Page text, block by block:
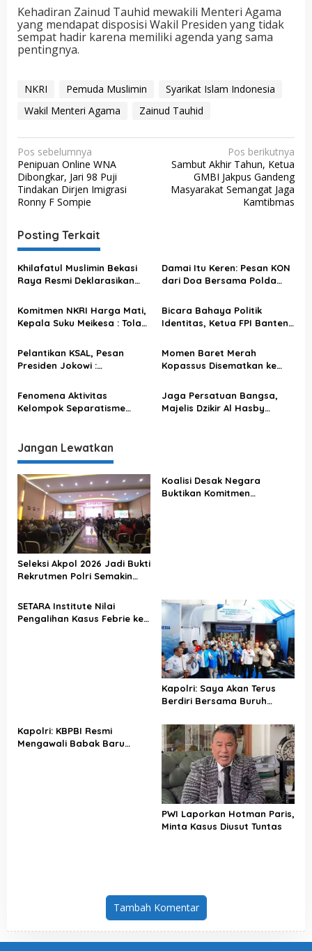
Kehadiran Zainud Tauhid mewakili Menteri Agama
yang mendapat disposisi Wakil Presiden yang tidak
sempat hadir karena memiliki agenda yang sama
pentingnya.
NKRI Pemuda Muslimin
Syarikat Islam Indonesia
Wakil Menteri Agama
Zainud Tauhid
N
a
v
i
g
a
s
i
p
o
s
Pos sebelumnya
Penipuan Online WNA
Dibongkar, Jari 98 Puji
Tindakan Dirjen Imigrasi
Ronny F Sompie
Pos berikutnya
Sambut Akhir Tahun, Ketua
GMBI Jakpus Gandeng
Masyarakat Semangat Jaga
Kamtibmas
Posting Terkait
Khilafatul Muslimin Bekasi
Raya Resmi Deklarasikan
Persatuan Nasional
Damai Itu Keren: Pesan KON
dari Doa Bersama Polda
Komitmen NKRI Harga Mati,
Kepala Suku Meikesa : Tolak
Bicara Bahaya Politik
Identitas, Ketua FPI Banten:
Keutuhan NKRI
Pelantikan KSAL, Pesan
Presiden Jokowi :
Negara di Laut Menjadi
Tanggung Jawab Besar
Momen Baret Merah
Kopassus Disematkan ke
Polri Jaga NKRI Jangan
Diragukan!
Fenomena Aktivitas
Kelompok Separatisme
Jaga Persatuan Bangsa,
Majelis Dzikir Al Hasby
Jangan Lewatkan
Seleksi Akpol 2026 Jadi Bukti
Rekrutmen Polri Semakin
Koalisi Desak Negara
Buktikan Komitmen
SETARA Institute Nilai
Pengalihan Kasus Febrie ke
Kapolri: Saya Akan Terus
Berdiri Bersama Buruh
Kapolri: KBPBI Resmi
Mengawali Babak Baru
PWI Laporkan Hotman Paris,
Minta Kasus Diusut Tuntas
Tambah Komentar